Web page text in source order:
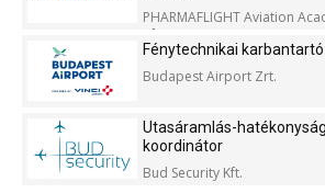
PHARMAFLIGHT Aviation
Kft.
Fénytechnikai karbantartó
Budapest Airport Zrt.
Utasáramlás-
koordinátor
Bud Security Kft.